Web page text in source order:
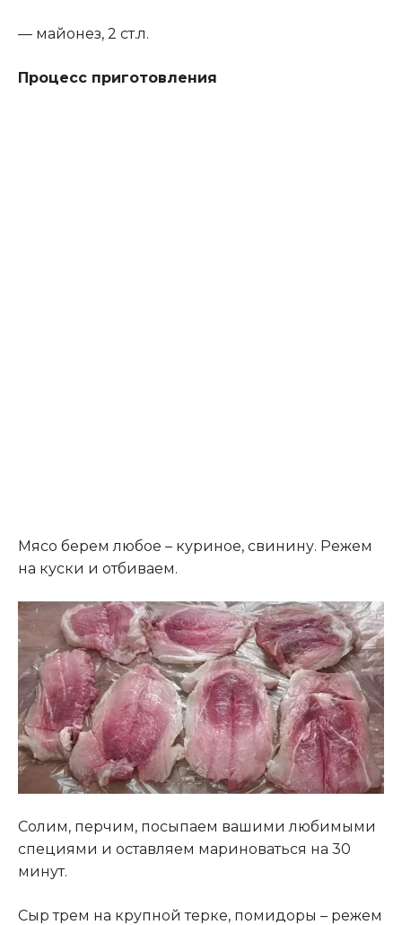
— майонез, 2 ст.л.
Процесс приготовления
Мясо берем любое – куриное, свинину. Режем
на куски и отбиваем.
Солим, перчим, посыпаем вашими любимыми
специями и оставляем мариноваться на 30
минут.
Сыр трем на крупной терке, помидоры – режем